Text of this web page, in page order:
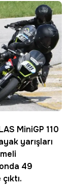
MiniGP 110
yarışları
49